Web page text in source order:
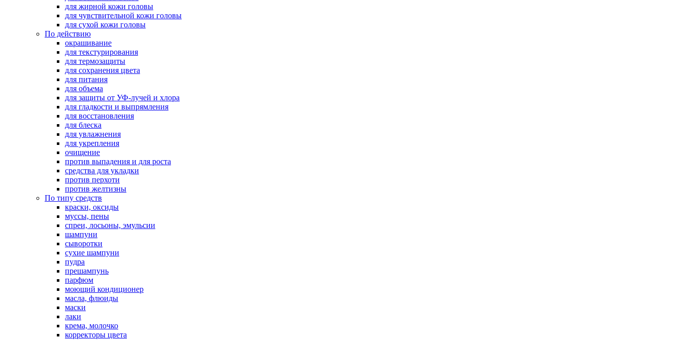
для жирной кожи головы
для чувствительной кожи головы
для сухой кожи головы
По действию
окрашивание
для текстурирования
для термозащиты
для сохранения цвета
для питания
для объема
для защиты от УФ-лучей и хлора
для гладкости и выпрямления
для восстановления
для блеска
для увлажнения
для укрепления
очищение
против выпадения и для роста
средства для укладки
против перхоти
против желтизны
По типу средств
краски, оксиды
муссы, пены
спреи, лосьоны, эмульсии
шампуни
сыворотки
сухие шампуни
пудра
прешампунь
парфюм
моющий кондиционер
масла, флюиды
маски
лаки
крема, молочко
корректоры цвета